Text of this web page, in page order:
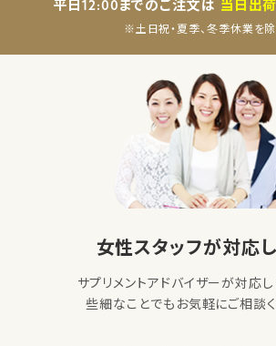
平日12:00までのご注文は 当日出荷
※土日祝・夏季、冬季休業を除
女性スタッフが対応
サプリメントアドバイザーが対応し
些細なことでもお気軽にご相談く